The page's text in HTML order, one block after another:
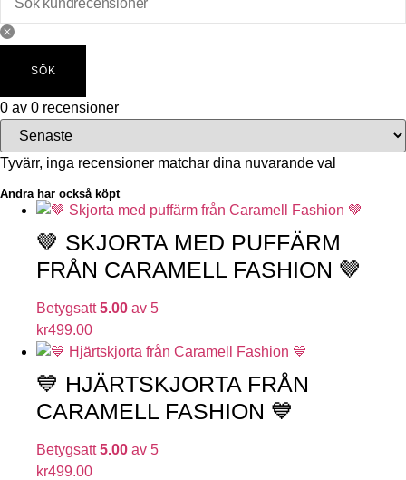
SÖK
0 av 0 recensioner
Tyvärr, inga recensioner matchar dina nuvarande val
Andra har också köpt
🤎 SKJORTA MED PUFFÄRM
FRÅN CARAMELL FASHION 🤎
Betygsatt5.00 av 5
kr499.00
💙 HJÄRTSKJORTA FRÅN
CARAMELL FASHION 💙
Betygsatt5.00 av 5
kr499.00